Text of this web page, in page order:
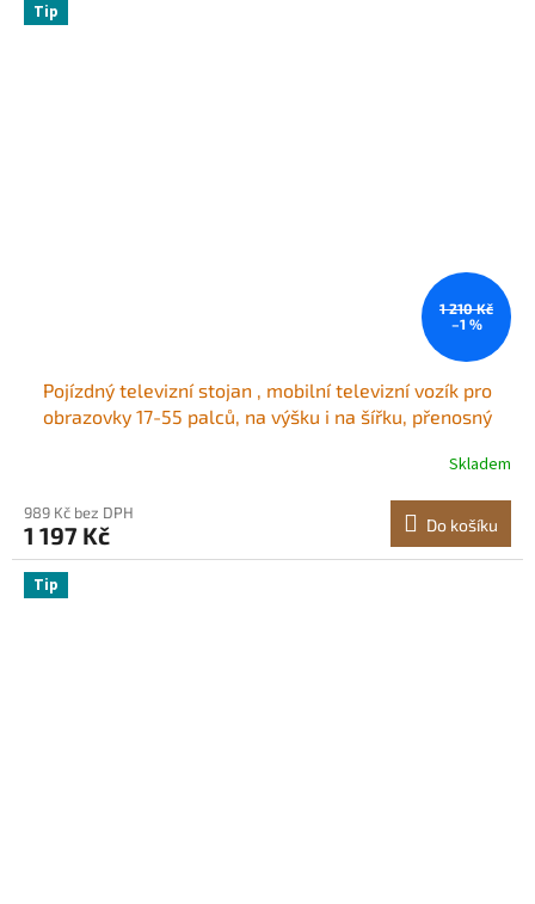
Tip
1 210 Kč
–1 %
Pojízdný televizní stojan , mobilní televizní vozík pro
obrazovky 17-55 palců, na výšku i na šířku, přenosný
obývací pokoj, ložnici, kancelář, venkovní použití, max.
Skladem
989 Kč bez DPH
1 197 Kč Do košíku
Tip